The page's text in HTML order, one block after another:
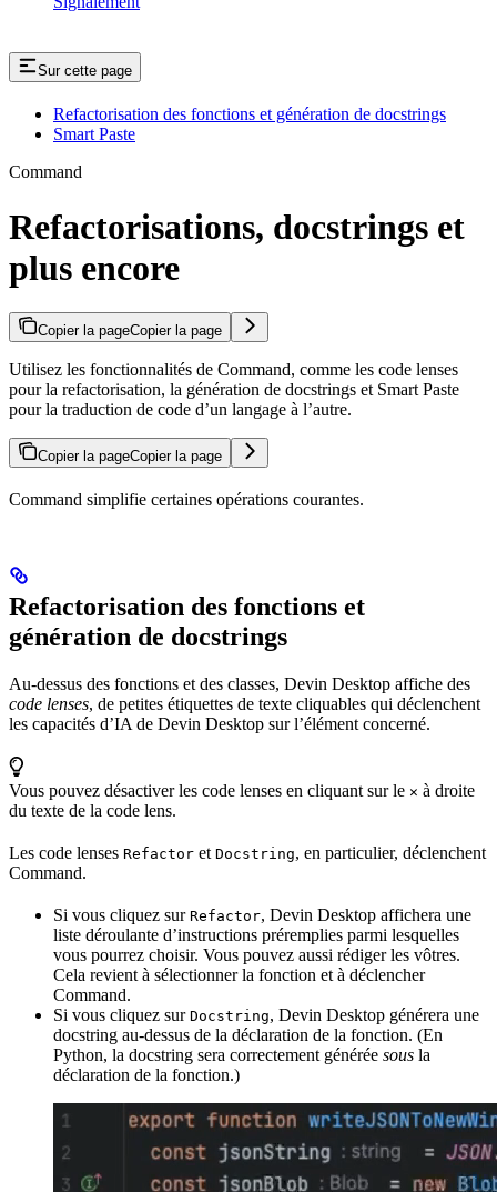
Sur cette page
Refactorisation des fonctions et génération de docstrings
Smart Paste
Command
Refactorisations, docstrings et
plus encore
Copier la pageCopier la page
Utilisez les fonctionnalités de Command, comme les code lenses
pour la refactorisation, la génération de docstrings et Smart Paste
pour la traduction de code d’un langage à l’autre.
Copier la pageCopier la page
Command simplifie certaines opérations courantes.
Refactorisation des fonctions et
génération de docstrings
Au-dessus des fonctions et des classes, Devin Desktop affiche des
code lenses, de petites étiquettes de texte cliquables qui déclenchent
les capacités d’IA de Devin Desktop sur l’élément concerné.
Vous pouvez désactiver les code lenses en cliquant sur le ✕ à droite
du texte de la code lens.
Les code lenses Refactor et Docstring, en particulier, déclenchent
Command.
Si vous cliquez sur Refactor, Devin Desktop affichera une
liste déroulante d’instructions préremplies parmi lesquelles
vous pourrez choisir. Vous pouvez aussi rédiger les vôtres.
Cela revient à sélectionner la fonction et à déclencher
Command.
Si vous cliquez sur Docstring, Devin Desktop générera une
docstring au-dessus de la déclaration de la fonction. (En
Python, la docstring sera correctement générée sous la
déclaration de la fonction.)